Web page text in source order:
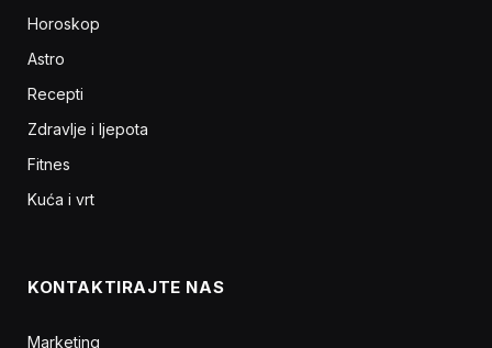
Horoskop
Astro
Recepti
Zdravlje i ljepota
Fitnes
Kuća i vrt
KONTAKTIRAJTE NAS
Marketing